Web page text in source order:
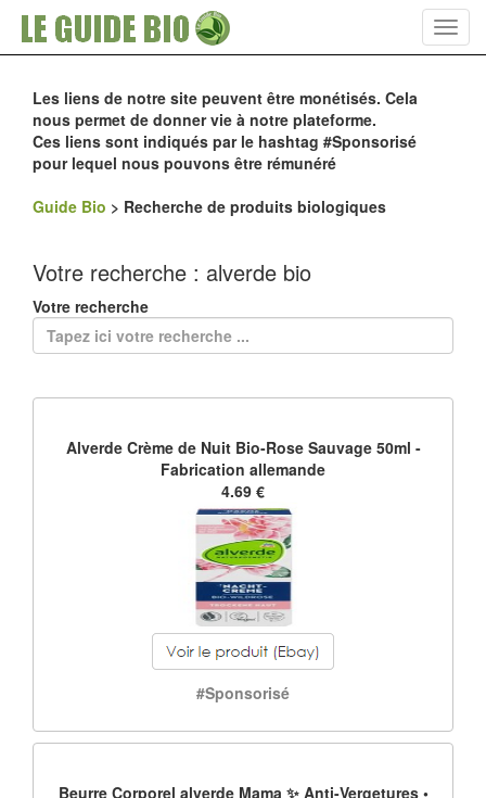
Les liens de notre site peuvent être monétisés. Cela
nous permet de donner vie à notre plateforme.
Ces liens sont indiqués par le hashtag #Sponsorisé
pour lequel nous pouvons être rémunéré
Guide Bio > Recherche de produits biologiques
Votre recherche : alverde bio
Votre recherche
Alverde Crème de Nuit Bio-Rose Sauvage 50ml -
Fabrication allemande
4.69 €
#Sponsorisé
Beurre Corporel alverde Mama ✨ Anti-Vergetures •